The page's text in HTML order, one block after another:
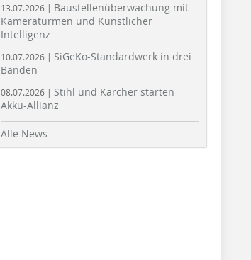
13.07.2026 | Baustellenüberwachung mit
Kameratürmen und Künstlicher
Intelligenz
10.07.2026 | SiGeKo-Standardwerk in drei
Bänden
08.07.2026 | Stihl und Kärcher starten
Akku-Allianz
Alle News